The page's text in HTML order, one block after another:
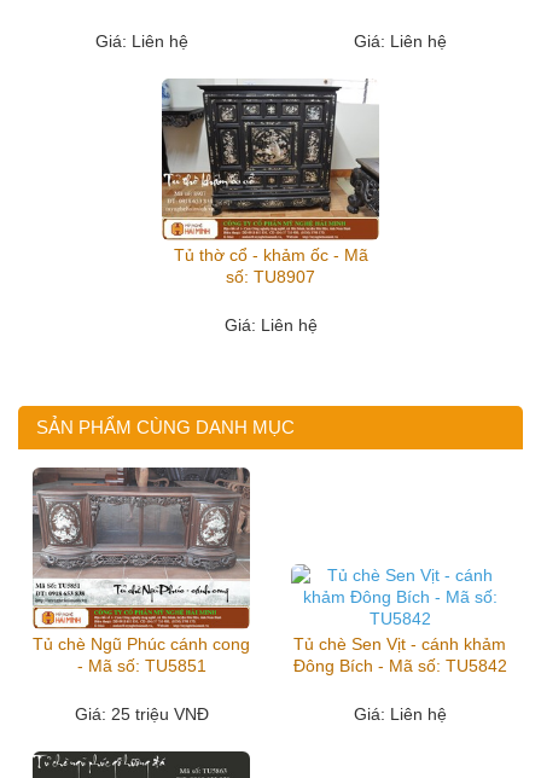
Giá: Liên hệ Giá: Liên hệ
Tủ thờ cổ - khảm ốc - Mã
số: TU8907
Giá: Liên hệ
SẢN PHẨM CÙNG DANH MỤC
Tủ chè Ngũ Phúc cánh cong
- Mã số: TU5851
Giá: 25 triệu VNĐ
Tủ chè Sen Vịt - cánh khảm
Đông Bích - Mã số: TU5842
Giá: Liên hệ